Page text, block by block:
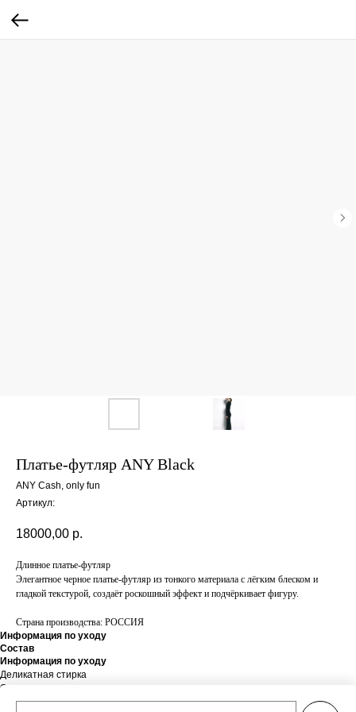
Платье-футляр ANY Black
ANY Cash, only fun
Артикул:
18000,00 р.
Длинное платье-футляр
Элегантное черное платье-футляр из тонкого материала с лёгким блеском и
гладкой текстурой, создаёт роскошный эффект и подчёркивает фигуру.
Страна производства: РОССИЯ
Информация по уходу
Состав
Информация по уходу
Деликатная стирка
Состав
Состав: 80% полиэстер, 20% эластан